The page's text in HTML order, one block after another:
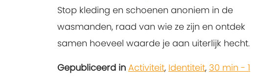
Stop kleding en schoenen anoniem in de
wasmanden, raad van wie ze zijn en ontdek
samen hoeveel waarde je aan uiterlijk hecht.
Gepubliceerd in Activiteit, Identiteit, 30 min - 1